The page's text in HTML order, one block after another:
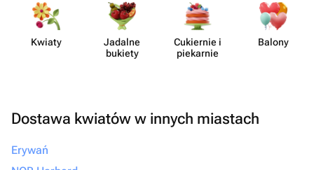
Kwiaty
Jadalne
bukiety
Cukiernie i
piekarnie
Balony
Dostawa kwiatów w innych miastach
Erywań